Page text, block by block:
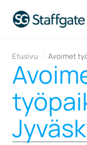
Etusivu / Avoimet